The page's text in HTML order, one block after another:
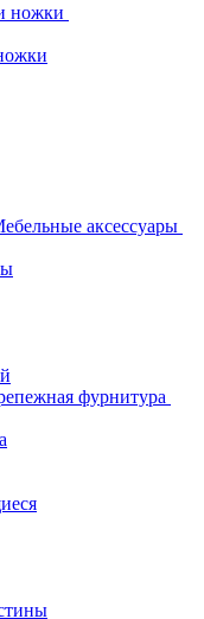
ножки
аксессуары
фурнитура